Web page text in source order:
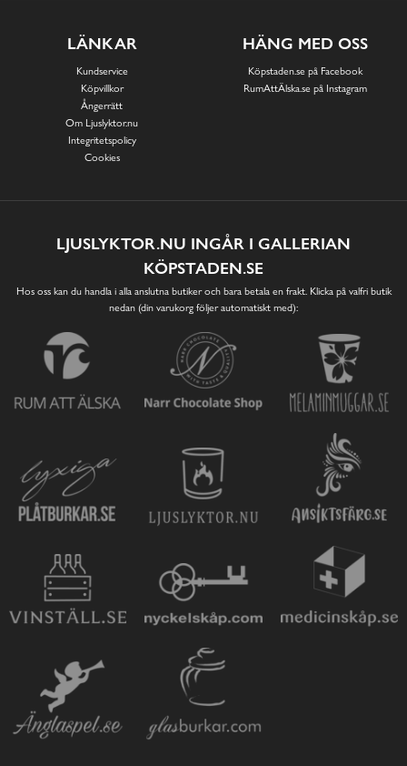
LÄNKAR
Kundservice
Köpvillkor
Ångerrätt
Om Ljuslyktor.nu
Integritetspolicy
Cookies
HÄNG MED OSS
Köpstaden.se på Facebook
RumAttÄlska.se på Instagram
LJUSLYKTOR.NU INGÅR I GALLERIAN
KÖPSTADEN.SE
Hos oss kan du handla i alla anslutna butiker och bara betala en frakt. Klicka på valfri butik
nedan (din varukorg följer automatiskt med):